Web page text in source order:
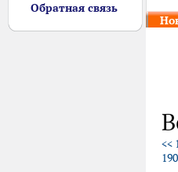
Обратная связь
<<
190